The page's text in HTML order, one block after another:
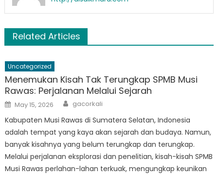
Related Articles
Uncategorized
Menemukan Kisah Tak Terungkap SPMB Musi
Rawas: Perjalanan Melalui Sejarah
Posted
on
May 15, 2026 Author
gacorkali
Kabupaten Musi Rawas di Sumatera Selatan, Indonesia
adalah tempat yang kaya akan sejarah dan budaya. Namun,
banyak kisahnya yang belum terungkap dan terungkap.
Melalui perjalanan eksplorasi dan penelitian, kisah-kisah SPMB
Musi Rawas perlahan-lahan terkuak, mengungkap keunikan